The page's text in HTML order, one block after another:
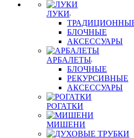
ЛУКИ
БЛОЧНЫЕ
АКСЕССУАРЫ
АРБАЛЕТЫ
БЛОЧНЫЕ
РЕКУРСИВНЫЕ
АКСЕССУАРЫ
РОГАТКИ
МИШЕНИ